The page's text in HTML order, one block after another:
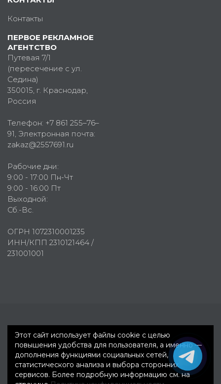
Контакты
ПЕРВОЕ РЕКЛАМНОЕ
АГЕНТСТВО
Путевая 7/1
(пересечение с ул.
Седина)
350015, г. Краснодар,
Россия
Телефон: +7 861 255–76–
91, Электронная почта:
zakaz@2557691.ru
Рабочие дни:
9:00 - 17:00 Пн-Чт
9:00 - 16:00 Пт
Выходной:
Сб.-Вс.
ОГРН 1072310001235
ИНН/КПП 2310121464 /
231001001
Этот сайт использует файлы cookie с целью
повышения удобства для пользователя, а именно —
дополнения функциями социальных сетей,
статистического анализа и выбора сторонних
сервисов. Более подробную информацию см. на